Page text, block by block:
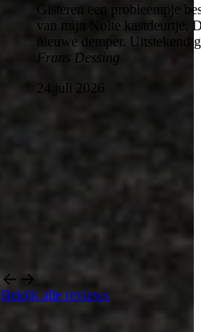
Gisteren een probleempje
van mijn Nolte kastdeurtje.
nieuwe demper. Uitstekend
Frans Dessing
24 juli 2026
Bekijk alle reviews